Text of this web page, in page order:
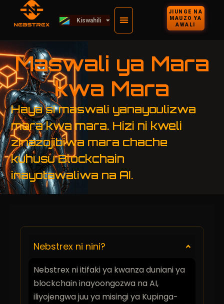
Kiswahili
Deutsch
JIUNGE NA
MAUZO YA
AWALI
Maswali ya Mara
kwa Mara
Haya si maswali yanayoulizwa
mara kwa mara. Hizi ni kweli
zinazojibiwa mara chache
kuhusu Blockchain
inayotawaliwa na AI.
Nebstrex ni nini?
Nebstrex ni itifaki ya kwanza duniani ya
blockchain inayoongozwa na AI,
iliyojengwa juu ya misingi ya Kupinga-